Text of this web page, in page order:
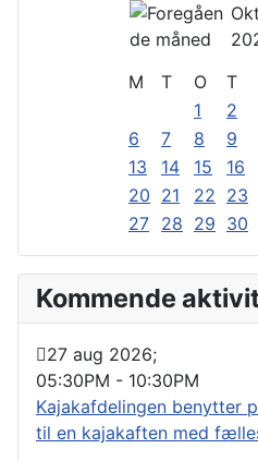
M
T O T
1
2
6
7 8 9
13
14 15 16
20 21 22 23
27 28 29 30
Kommende
27 aug 2026;
05:30PM - 10:30PM
Kajakafdelingen benytter
til en kajakaften med